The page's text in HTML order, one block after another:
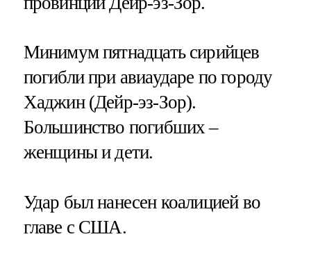
Минимум пятнадцать сирийцев
погибли при авиаударе по городу
Хаджин (Дейр-эз-Зор).
Большинство погибших –
женщины и дети.
Удар был нанесен коалицией во
главе с США.